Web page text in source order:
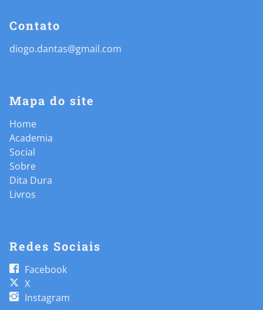
Contato
diogo.dantas@gmail.com
Mapa do site
Home
Academia
Social
Sobre
Dita Dura
Livros
Redes Sociais
Facebook
X
Instagram